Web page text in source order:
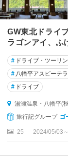
GW東北ドライ
ラゴンアイ、ふ
# ドライブ・ツーリ
# 八幡平アスピーテ
# ドライブ
湯瀬温泉・八幡平(
旅行記グループ ゴ
25 2024/05/03～